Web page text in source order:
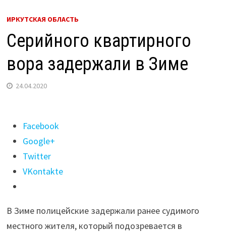
ИРКУТСКАЯ ОБЛАСТЬ
Серийного квартирного
вора задержали в Зиме
24.04.2020
Поделиться
"Серийного
квартирного
вора
задержали
Зиме"
Facebook
Google+
Twitter
VKontakte
В Зиме полицейские задержали ранее судимого
местного жителя, который подозревается в